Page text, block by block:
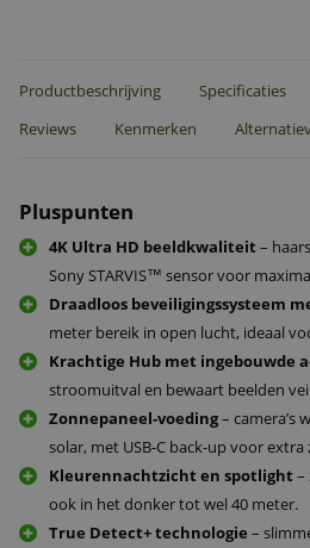
Productbeschrijving Specificaties
Reviews
Kenmerken
Pluspunten
4K Ultra HD beeldkwaliteit –
Sony STARVIS™ sensor voor
Draadloos beveiligingssysteem
meter bereik in open lucht, ideaal
Krachtige Hub met ingebouwde
stroomuitval en bewaart beelden
Zonnepaneel-voeding– camera’s
solar, met USB-C back-up voor extra
Kleurennachtzicht en spotlight –
ook in het donker tot wel 40 meter.
True Detect+ technologie –